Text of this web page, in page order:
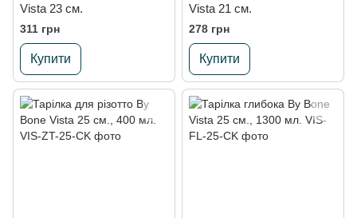
Vista 23 см.
311 грн
Купити
Vista 21 см.
278 грн
Купити